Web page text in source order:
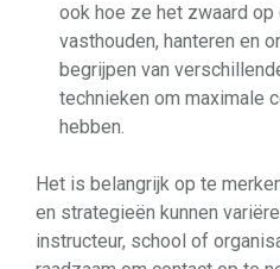
ook hoe ze het zwaard
vasthouden, hanteren en
begrijpen van
technieken om maximale
hebben.
Het is belangrijk op te
en strategieën kunnen
instructeur, school of